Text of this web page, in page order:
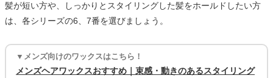
髪が短い方や、しっかりとスタイリングした髪をホールドしたい方
は、各シリーズの6、7番を選びましょう。
▼メンズ向けのワックスはこちら！
メンズヘアワックスおすすめ｜束感・動きのあるスタイリング